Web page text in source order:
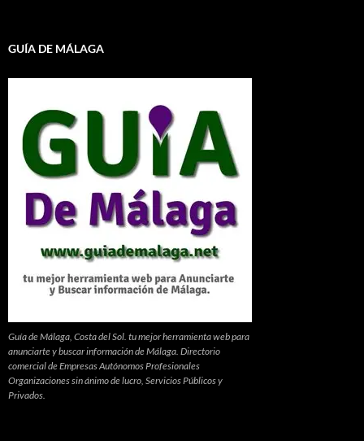
GUÍA DE MÁLAGA
Guía de Málaga, Costa del Sol. tu mejor herramienta web para
anunciarte y buscar información de Málaga. Directorio
comercial de Empresas Autónomos Profesionales
Organizaciones sin ánimo de lucro, Servicios Públicos y
Privados.